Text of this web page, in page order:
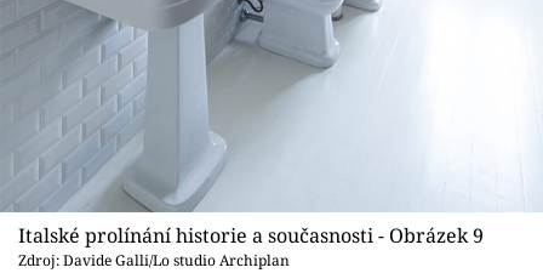
Italské prolínání historie a současnosti - Obrázek 9
Zdroj: Davide Galli/Lo studio Archiplan